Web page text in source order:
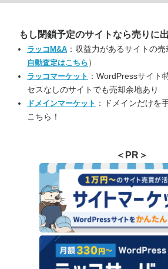
もし閉鎖予定のサイトなら売りに
ラッコM&A ：収益力があるサイトの
自動査定はこちら ）
ラッコマーケット ：WordPressサイト
セスなしのサイトでも売却余地あり
ドメインマーケット ：ドメインだけを
こちら！
＜PR＞